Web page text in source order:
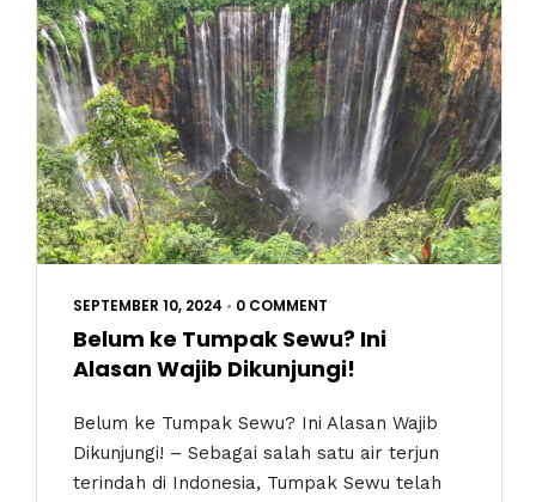
SEPTEMBER 10, 2024 • 0 COMMENT
Belum ke Tumpak Sewu? Ini
Alasan Wajib Dikunjungi!
Belum ke Tumpak Sewu? Ini Alasan Wajib
Dikunjungi! – Sebagai salah satu air terjun
terindah di Indonesia, Tumpak Sewu telah